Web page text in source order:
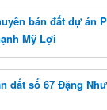
bán đất dự án
Mỹ Lợi
đất số 67 Đặng